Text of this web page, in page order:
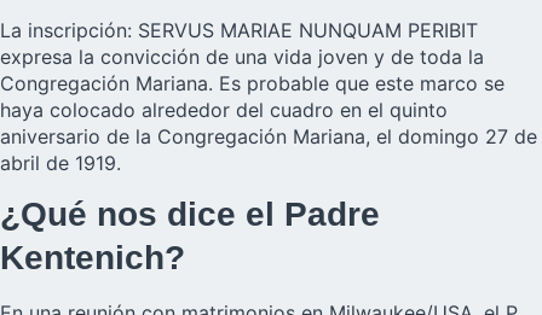
La inscripción: SERVUS MARIAE NUNQUAM PERIBIT
expresa la convicción de una vida joven y de toda la
Congregación Mariana. Es probable que este marco se
haya colocado alrededor del cuadro en el quinto
aniversario de la Congregación Mariana, el domingo 27 de
abril de 1919.
¿Qué nos dice el Padre
Kentenich?